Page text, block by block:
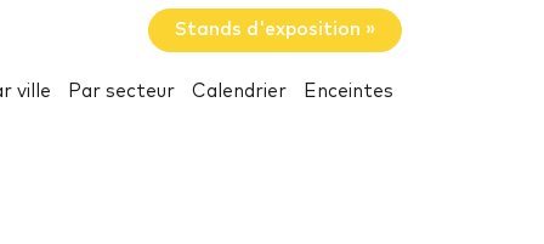
Stands d'exposition »
ville Par secteur Calendrier Enceintes